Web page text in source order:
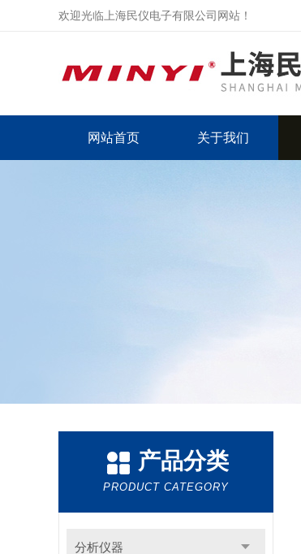
欢迎光临上海民仪电子有限公司网站！
网站首页 关于我们
产品分类
PRODUCT CATEGORY
分析仪器